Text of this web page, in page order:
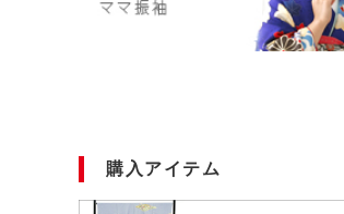
購入アイテム